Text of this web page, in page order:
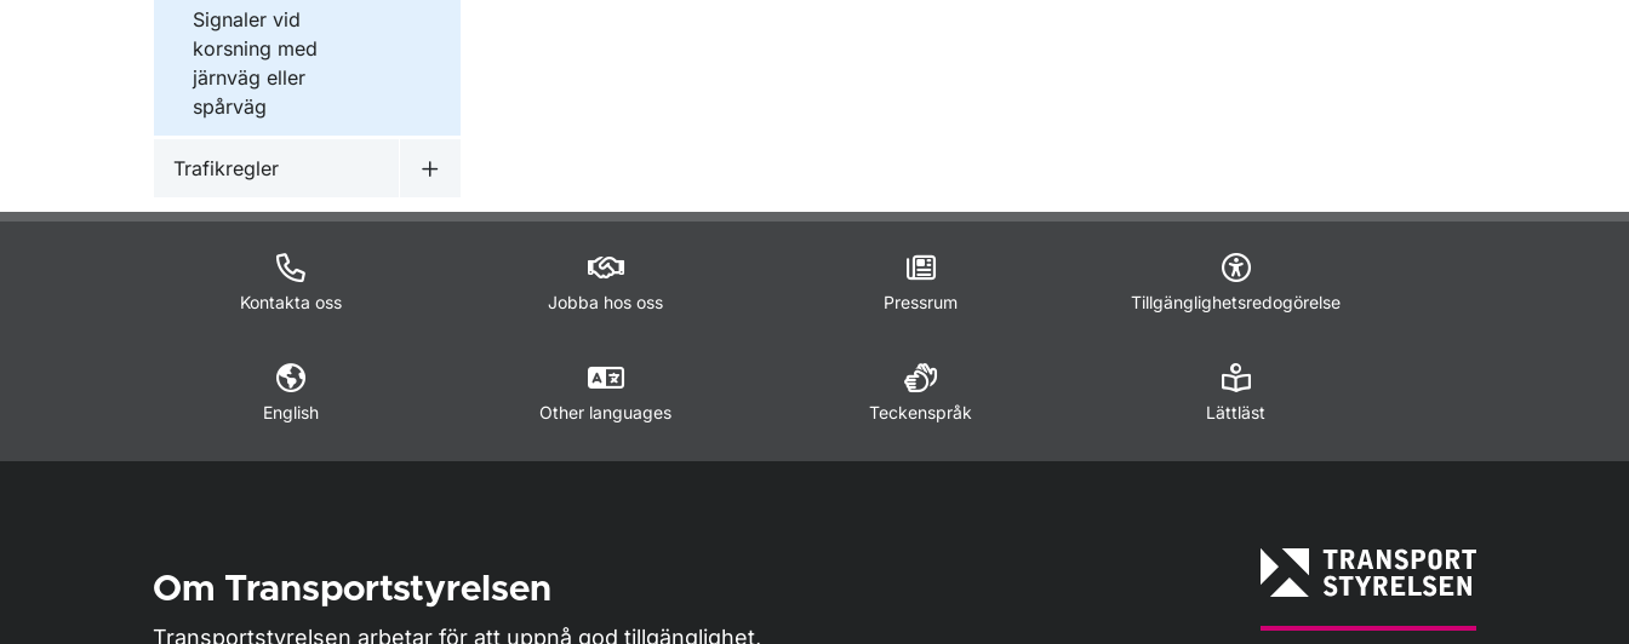
Signaler vid
korsning med
järnväg eller
spårväg
Trafikregler
Undermeny för Trafikregler
Kontakta oss Jobba hos oss Pressrum Tillgänglighetsredogörelse
English Other languages Teckenspråk Lättläst
Om Transportstyrelsen
Transportstyrelsen arbetar för att uppnå god tillgänglighet,